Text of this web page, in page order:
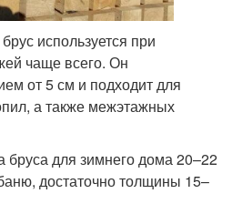
используется при
чаще всего. Он
от 5 см и подходит для
а также межэтажных
для зимнего дома 20–22
достаточно толщины 15–